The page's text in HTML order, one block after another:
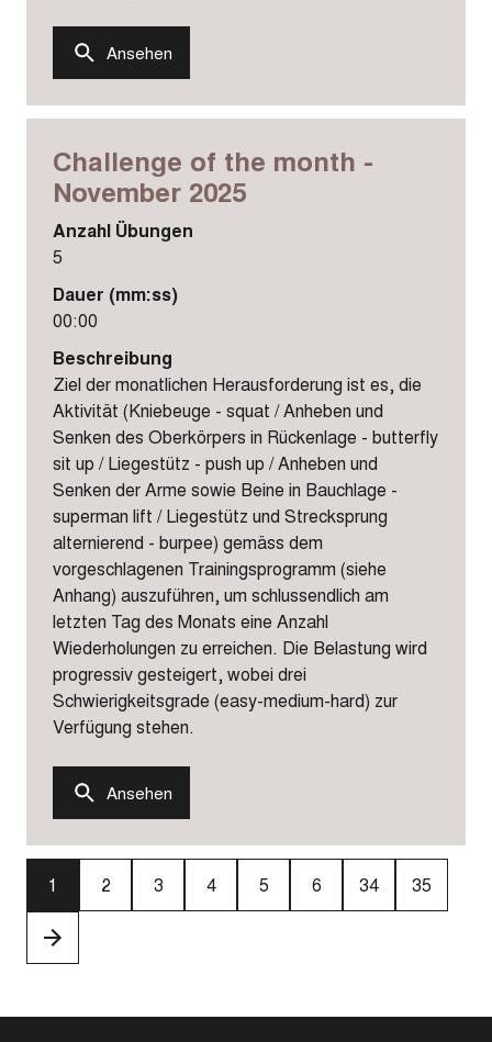
Ansehen
Challenge of the month -
November 2025
Anzahl Übungen
5
Dauer (mm:ss)
00:00
Beschreibung
Ziel der monatlichen Herausforderung ist es, die
Aktivität (Kniebeuge - squat / Anheben und
Senken des Oberkörpers in Rückenlage - butterfly
sit up / Liegestütz - push up / Anheben und
Senken der Arme sowie Beine in Bauchlage -
superman lift / Liegestütz und Strecksprung
alternierend - burpee) gemäss dem
vorgeschlagenen Trainingsprogramm (siehe
Anhang) auszuführen, um schlussendlich am
letzten Tag des Monats eine Anzahl
Wiederholungen zu erreichen. Die Belastung wird
progressiv gesteigert, wobei drei
Schwierigkeitsgrade (easy-medium-hard) zur
Verfügung stehen.
Ansehen
1 2 3 4 5 6 34 35
›